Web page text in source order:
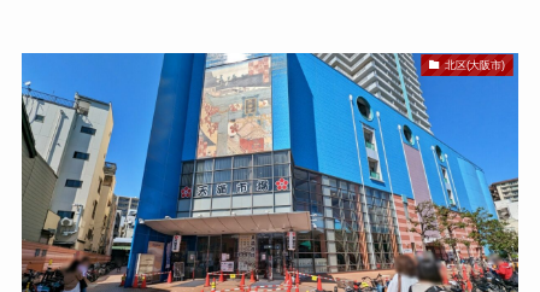
北区(大阪市)